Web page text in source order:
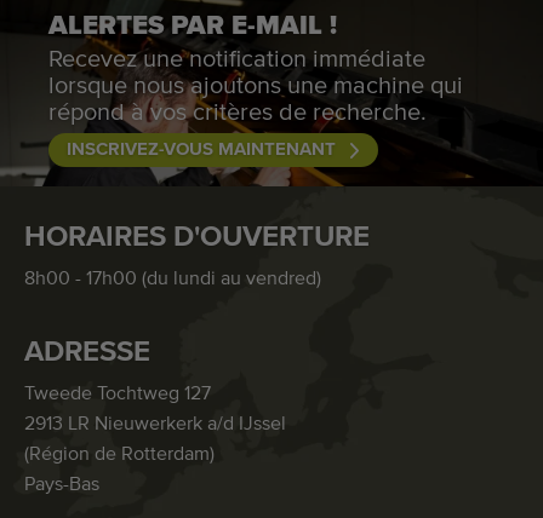
ALERTES PAR E-MAIL !
Recevez une notification immédiate
lorsque nous ajoutons une machine qui
répond à vos critères de recherche.
INSCRIVEZ-VOUS MAINTENANT
HORAIRES D'OUVERTURE
8h00 - 17h00 (du lundi au vendred)
ADRESSE
Tweede Tochtweg 127
2913 LR Nieuwerkerk a/d IJssel
(Région de Rotterdam)
Pays-Bas